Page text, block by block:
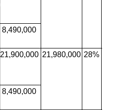
8,490,000
21,900,000 21,980,000 28%
8,490,000